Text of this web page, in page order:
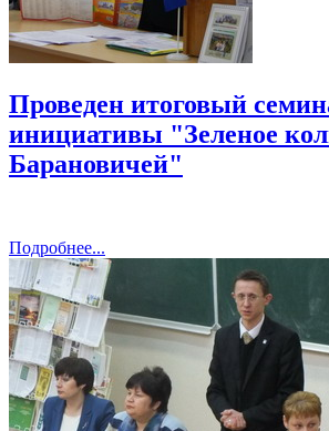
Проведен итоговый
инициативы "Зеленое
Барановичей"
Подробнее...